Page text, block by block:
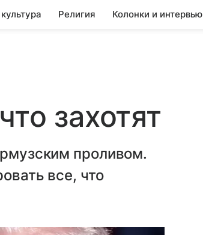
Религия Колонки и интервью
захотят
проливом.
все, что